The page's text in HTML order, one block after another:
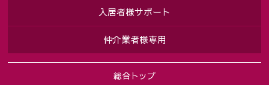
総合トップ
入居者様サポート
仲介業者様専用